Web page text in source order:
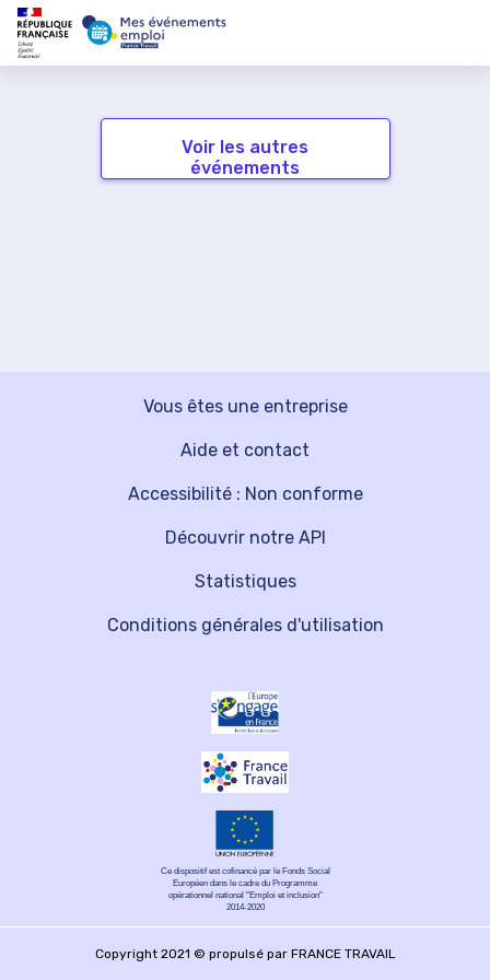
Voir les autres
événements
Vous êtes une entreprise
Découvrir notre API
Aide et contact
Statistiques
Accessibilité : Non conforme
Conditions générales d'utilisation
Ce dispositif est cofinancé par le Fonds Social
Européen dans le cadre du Programme
opérationnel national "Emploi et inclusion"
2014-2020
Copyright 2021 © propulsé par FRANCE TRAVAIL